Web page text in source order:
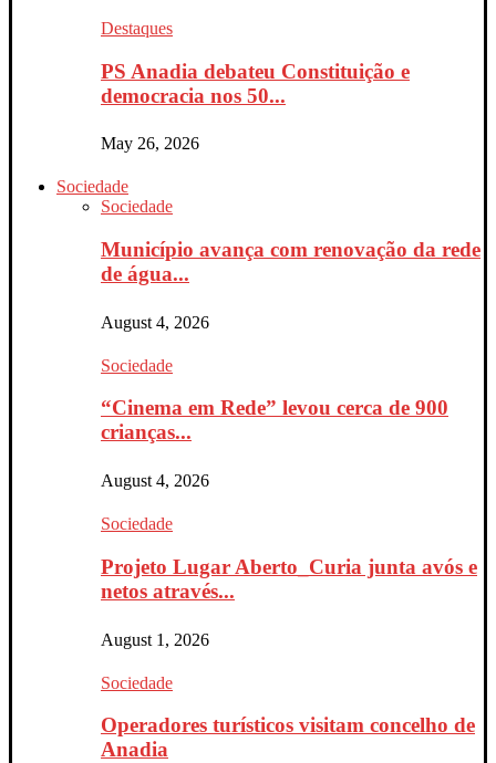
Destaques
PS Anadia debateu Constituição e
democracia nos 50...
May 26, 2026
Sociedade
Sociedade
Município avança com renovação da rede
de água...
August 4, 2026
Sociedade
“Cinema em Rede” levou cerca de 900
crianças...
August 4, 2026
Sociedade
Projeto Lugar Aberto_Curia junta avós e
netos através...
August 1, 2026
Sociedade
Operadores turísticos visitam concelho de
Anadia